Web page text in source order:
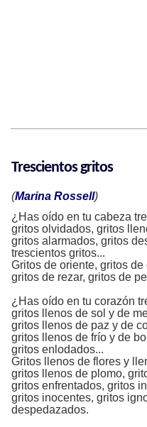
Trescientos gritos
(Marina Rossell)
¿Has oído en tu cabeza
gritos olvidados, gritos
gritos alarmados, gritos
trescientos gritos...
Gritos de oriente, gritos de
gritos de rezar, gritos de
¿Has oído en tu corazón
gritos llenos de sol y de
gritos llenos de paz y de
gritos llenos de frío y de
gritos enlodados...
Gritos llenos de flores y
gritos llenos de plomo,
gritos enfrentados, gritos
gritos inocentes, gritos
despedazados.